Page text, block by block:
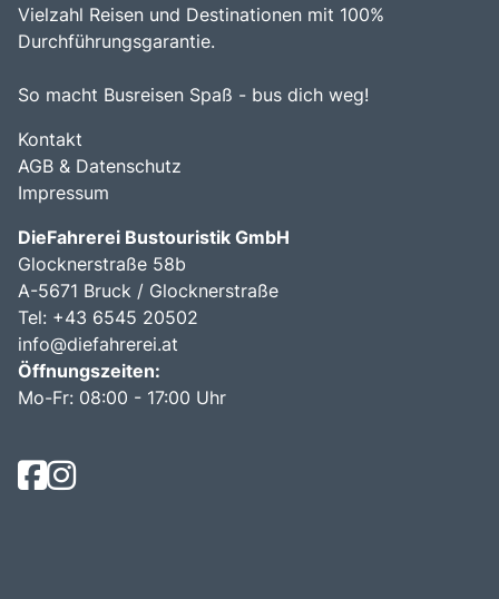
Vielzahl Reisen und Destinationen mit 100%
Durchführungsgarantie.
So macht Busreisen Spaß - bus dich weg!
Kontakt
AGB & Datenschutz
Impressum
DieFahrerei Bustouristik GmbH
Glocknerstraße 58b
A-5671 Bruck / Glocknerstraße
Tel: +43 6545 20502
info@diefahrerei.at
Öffnungszeiten:
Mo-Fr: 08:00 - 17:00 Uhr